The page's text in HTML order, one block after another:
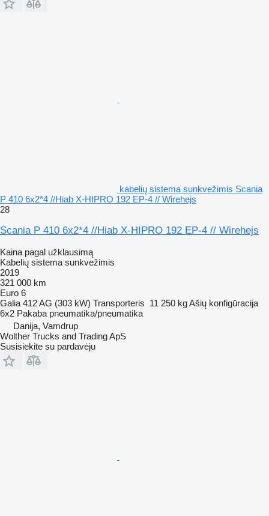
kabelių sistema sunkvežimis Scania
P 410 6x2*4 //Hiab X-HIPRO 192 EP-4 // Wirehejs
28
Scania P 410 6x2*4 //Hiab X-HIPRO 192 EP-4 // Wirehejs
Kaina pagal užklausimą
Kabelių sistema sunkvežimis
2019
321 000 km
Euro 6
Galia 412 AG (303 kW) Transporteris 11 250 kgAšių konfigūracija
6x2 Pakaba pneumatika/pneumatika
Danija, Vamdrup
Wolther Trucks and Trading ApS
Susisiekite su pardavėju